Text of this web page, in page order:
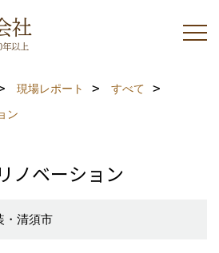
現場レポート
すべて
ン
ノベーション
・清須市